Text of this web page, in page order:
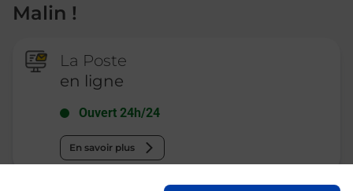
Malin !
La Poste
en ligne
Ouvert 24h/24
En savoir plus